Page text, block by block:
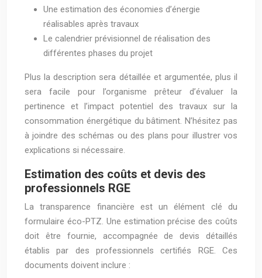
Une estimation des économies d’énergie
réalisables après travaux
Le calendrier prévisionnel de réalisation des
différentes phases du projet
Plus la description sera détaillée et argumentée, plus il
sera facile pour l’organisme prêteur d’évaluer la
pertinence et l’impact potentiel des travaux sur la
consommation énergétique du bâtiment. N’hésitez pas
à joindre des schémas ou des plans pour illustrer vos
explications si nécessaire.
Estimation des coûts et devis des
professionnels RGE
La transparence financière est un élément clé du
formulaire éco-PTZ. Une estimation précise des coûts
doit être fournie, accompagnée de devis détaillés
établis par des professionnels certifiés RGE. Ces
documents doivent inclure :